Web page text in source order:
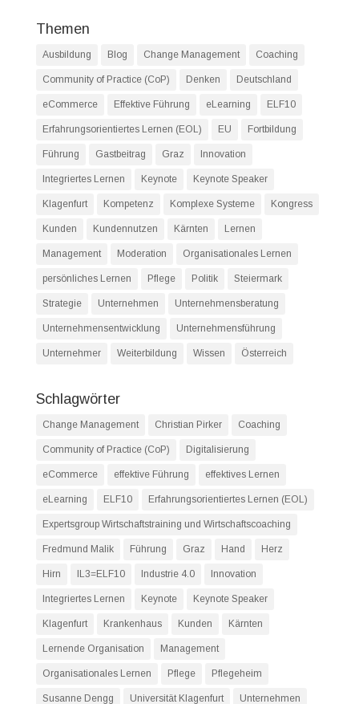
Themen
Ausbildung Blog Change Management Coaching
Community of Practice (CoP) Denken Deutschland
eCommerce Effektive Führung eLearning ELF10
Erfahrungsorientiertes Lernen (EOL) EU Fortbildung
Führung Gastbeitrag Graz Innovation
Integriertes Lernen Keynote Keynote Speaker
Klagenfurt Kompetenz Komplexe Systeme Kongress
Kunden Kundennutzen Kärnten Lernen
Management Moderation Organisationales Lernen
persönliches Lernen Pflege Politik Steiermark
Strategie Unternehmen Unternehmensberatung
Unternehmensentwicklung Unternehmensführung
Unternehmer Weiterbildung Wissen Österreich
Schlagwörter
Change Management Christian Pirker Coaching
Community of Practice (CoP) Digitalisierung
eCommerce effektive Führung effektives Lernen
eLearning ELF10 Erfahrungsorientiertes Lernen (EOL)
Expertsgroup Wirtschaftstraining und Wirtschaftscoaching
Fredmund Malik Führung Graz Hand Herz
Hirn IL3=ELF10 Industrie 4.0 Innovation
Integriertes Lernen Keynote Keynote Speaker
Klagenfurt Krankenhaus Kunden Kärnten
Lernende Organisation Management
Organisationales Lernen Pflege Pflegeheim
Susanne Dengg Universität Klagenfurt Unternehmen